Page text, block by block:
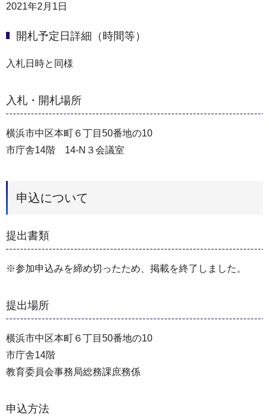
2021年2月1日
開札予定日詳細（時間等）
入札日時と同様
入札・開札場所
横浜市中区本町６丁目50番地の10
市庁舎14階 14-N３会議室
申込について
提出書類
※参加申込みを締め切ったため、掲載を終了しました。
提出場所
横浜市中区本町６丁目50番地の10
市庁舎14階
教育委員会事務局総務課庶務係
申込方法